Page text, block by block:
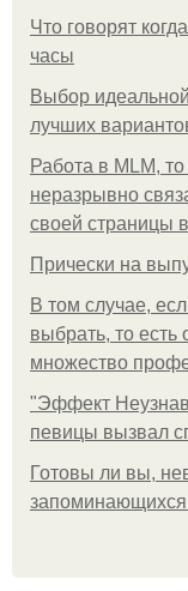
Что говорят
часы
Выбор
лучших
Работа в MLM,
неразрывно
своей страницы
Прически на
В том случае,
выбрать, то есть
множество
"Эффект
певицы вызвал
Готовы ли вы,